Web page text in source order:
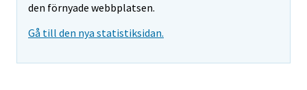
den förnyade webbplatsen.
Gå till den nya statistiksidan.